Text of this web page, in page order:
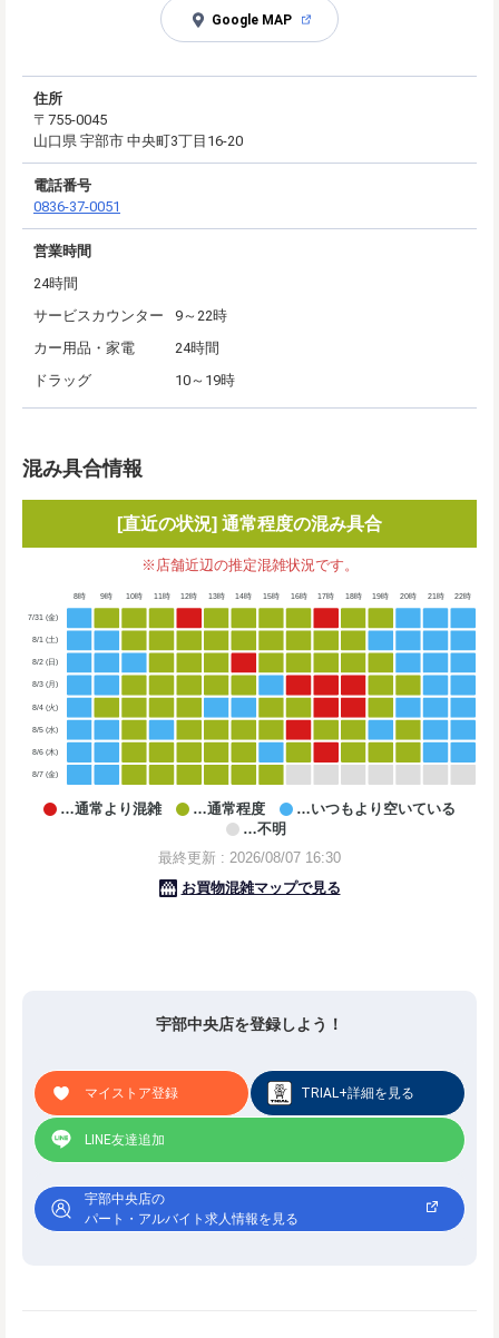
Google MAP
住所
〒755-0045
山口県 宇部市 中央町3丁目16-20
電話番号
0836-37-0051
営業時間
24時間
サービスカウンター
9～22時
カー用品・家電
24時間
ドラッグ
10～19時
混み具合情報
宇部中央店を登録しよう！
マイストア登録 TRIAL+詳細を見る
LINE友達追加
宇部中央店の
パート・アルバイト求人情報を見る